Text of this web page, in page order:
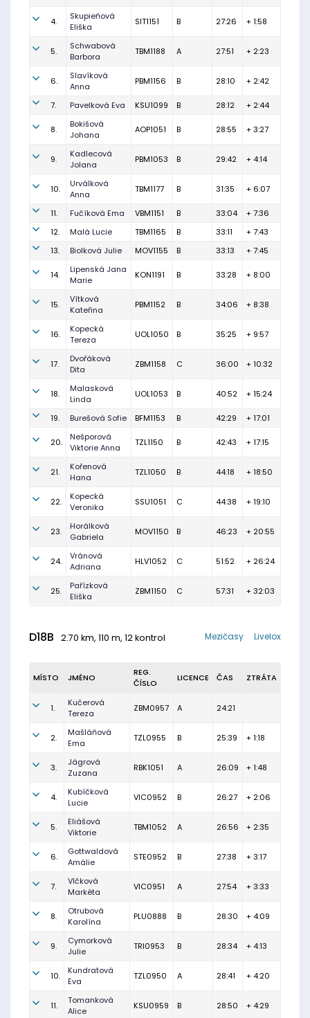
4.
Skupieńová
Eliška
SIT1151 B 27:26 + 1:58
5.
Schwabová
Barbora
TBM1188 A 27:51 + 2:23
6.
Slavíková
Anna
PBM1156 B 28:10 + 2:42
7. Pavelková Eva KSU1099 B 28:12 + 2:44
8.
Bokišová
Johana
AOP1051 B 28:55 + 3:27
9.
Kadlecová
Jolana
PBM1053 B 29:42 + 4:14
10.
Urválková
Anna
TBM1177 B 31:35 + 6:07
11. Fučíková Ema VBM1151 B 33:04
+ 7:36
12.
Malá Lucie TBM1165 B 33:11
+ 7:43
13.
Biolková Julie MOV1155 B 33:13 + 7:45
14.
Lipenská Jana
Marie
KON1191 B 33:28 + 8:00
15.
Vítková
Kateřina
PBM1152 B 34:06 + 8:38
16.
Kopecká
Tereza
UOL1050 B 35:25 + 9:57
17.
Dvořáková
Dita
ZBM1158 C 36:00 + 10:32
18.
Malasková
Linda
UOL1053 B 40:52 + 15:24
19. Burešová Sofie BFM1153 B 42:29 + 17:01
20.
Nešporová
Viktorie Anna
TZL1150 B 42:43 + 17:15
21.
Kořenová
Hana
TZL1050 B 44:18 + 18:50
22.
Kopecká
Veronika
SSU1051 C 44:38 + 19:10
23.
Horálková
Gabriela
MOV1150 B 46:23 + 20:55
24.
Vránová
Adriana
HLV1052 C 51:52 + 26:24
25.
Pařízková
Eliška
ZBM1150 C 57:31 + 32:03
D18B 2.70 km, 110 m, 12 kontrol Livelox
Mezičasy
MÍSTO JMÉNO
REG.
ČÍSLO
LICENCE ČAS ZTRÁTA
1.
Kučerová
Tereza
ZBM0957 A 24:21
2.
Mašláňová
Ema
TZL0955 B 25:39 + 1:18
3.
Jágrová
Zuzana
RBK1051 A 26:09 + 1:48
4.
Kubíčková
Lucie
VIC0952 B 26:27 + 2:06
5.
Eliášová
Viktorie
TBM1052 A 26:56 + 2:35
6.
Gottwaldová
Amálie
STE0952 B 27:38 + 3:17
7.
Vlčková
Markéta
VIC0951 A 27:54 + 3:33
8.
Otrubová
Karolína
PLU0888 B 28:30 + 4:09
9.
Cymorková
Julie
TRI0953 B 28:34 + 4:13
10.
Kundratová
Eva
TZL0950 A 28:41 + 4:20
11.
Tomanková
Alice
KSU0959 B 28:50 + 4:29